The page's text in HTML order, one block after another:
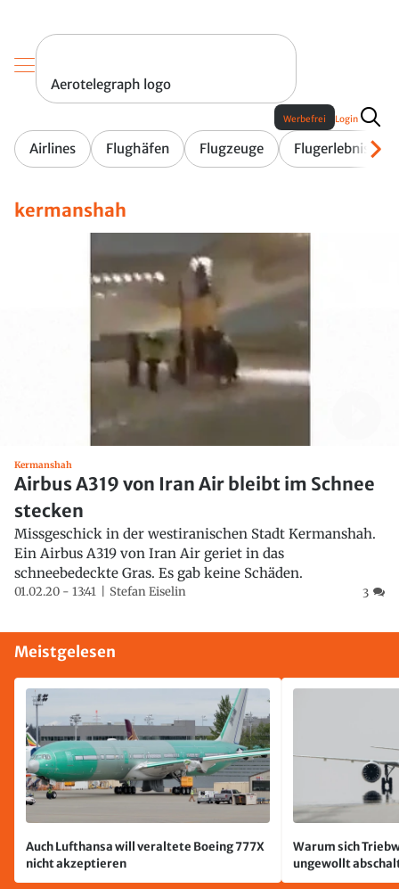
Aerotelegraph logo
Airlines Flughäfen Flugzeuge Flugerlebnis
Werbefrei Login
kermanshah
Kermanshah
Airbus A319 von Iran Air bleibt im Schnee
stecken
Missgeschick in der westiranischen Stadt Kermanshah.
Ein Airbus A319 von Iran Air geriet in das
schneebedeckte Gras. Es gab keine Schäden.
01.02.20 - 13:41 Stefan Eiselin 3
Meistgelesen
Auch Lufthansa will veraltete Boeing 777X
nicht akzeptieren
Warum sich
ungewollt
passiert